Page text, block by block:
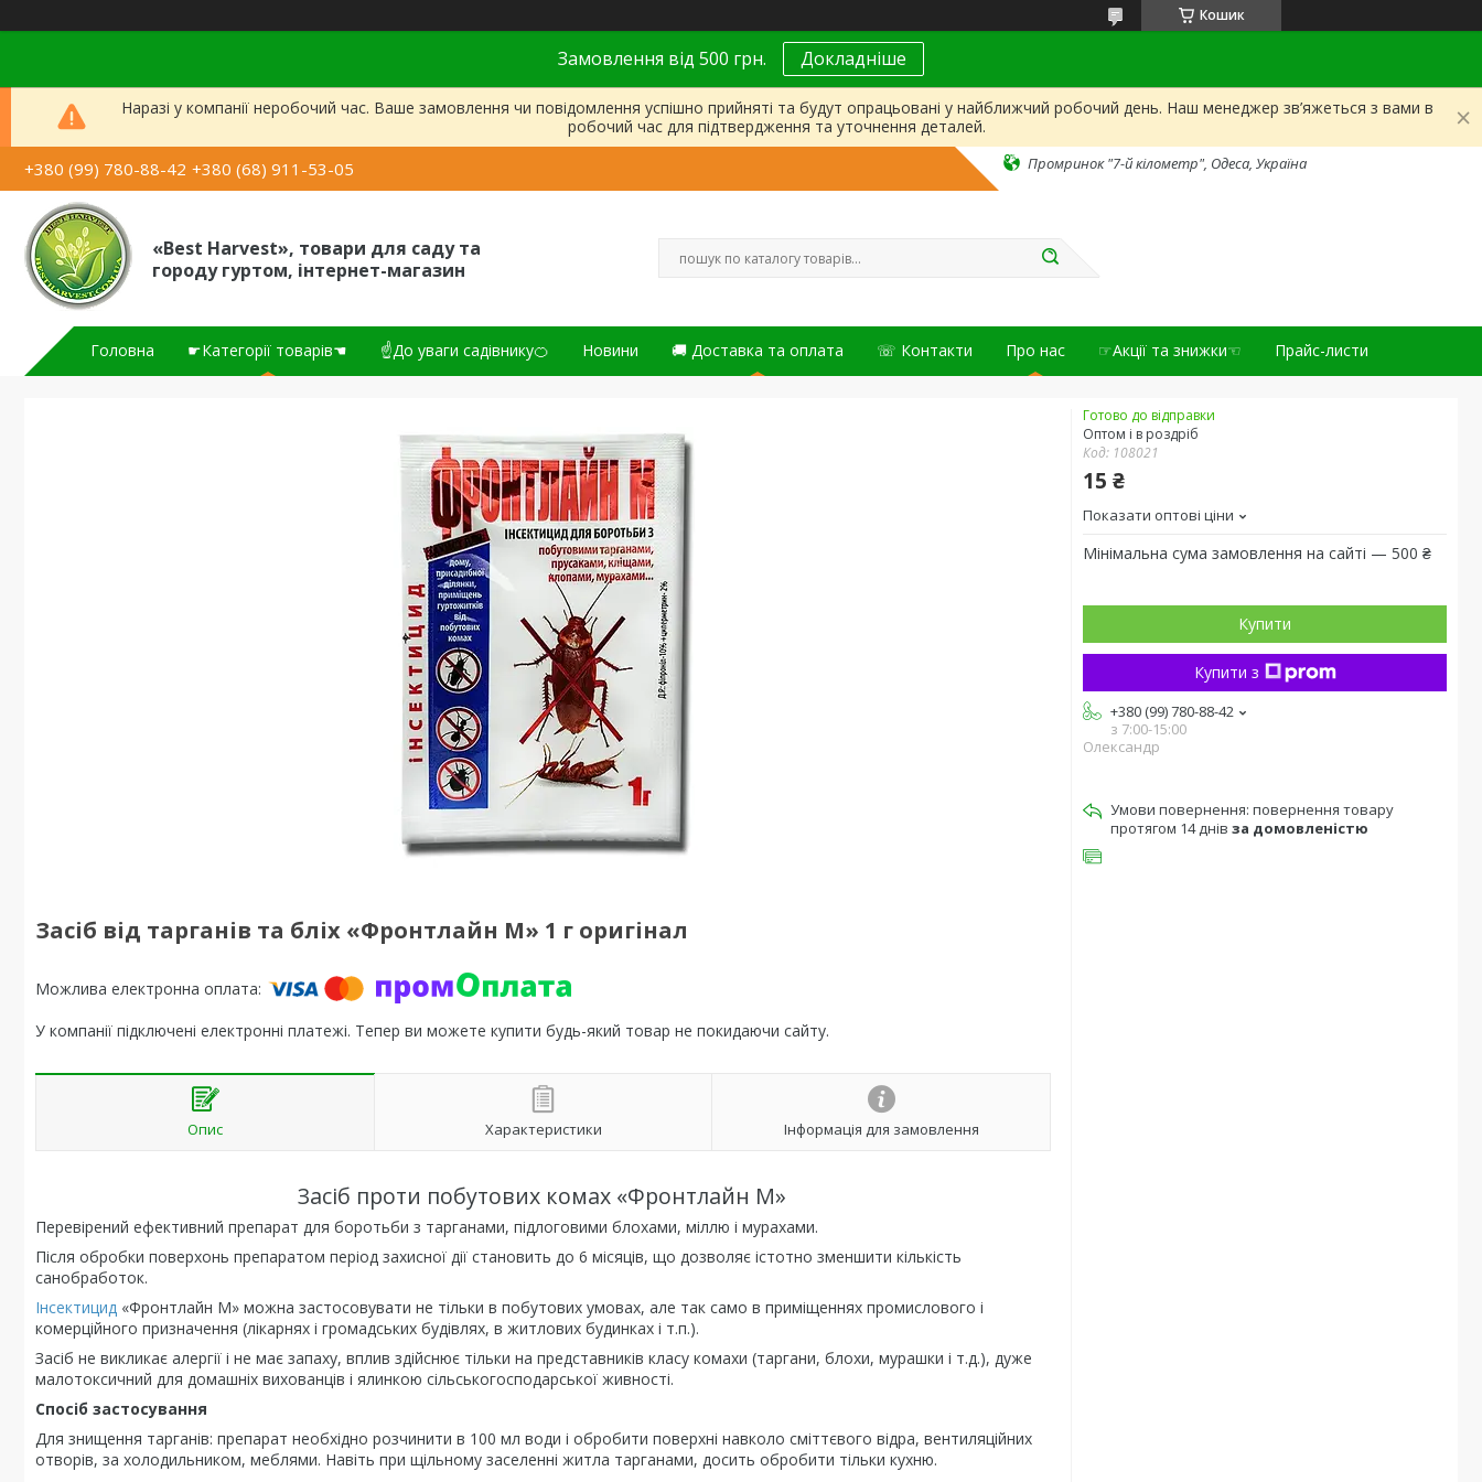
Кошик
Замовлення від 500 грн. Докладніше
Наразі у компанії неробочий час. Ваше замовлення чи повідомлення успішно прийняті та будут опрацьовані у найближчий робочий день. Наш менеджер зв’яжеться з вами в
робочий час для підтвердження та уточнення деталей.
+380 (99) 780-88-42 +380 (68) 911-53-05 Промринок "7-й кілометр", Одеса, Україна
«Best Harvest», товари для саду та
городу гуртом, інтернет-магазин
Головна ☛Категорії товарів☚ ☝До уваги садівнику🍊 Новини 🚚 Доставка та оплата ☏ Контакти Про нас ☞Акції та знижки☜ Прайс-листи
Засіб від тарганів та бліх «Фронтлайн М» 1 г оригінал
У компанії підключені електронні платежі. Тепер ви можете купити будь-який товар не покидаючи сайту.
Опис Характеристики Інформація для замовлення
Засіб проти побутових комах «Фронтлайн М»
Перевірений ефективний препарат для боротьби з тарганами, підлоговими блохами, міллю і мурахами.
Після обробки поверхонь препаратом період захисної дії становить до 6 місяців, що дозволяє істотно зменшити кількість
санобработок.
Інсектицид «Фронтлайн М» можна застосовувати не тільки в побутових умовах, але так само в приміщеннях промислового і
комерційного призначення (лікарнях і громадських будівлях, в житлових будинках і т.п.).
Засіб не викликає алергії і не має запаху, вплив здійснює тільки на представників класу комахи (таргани, блохи, мурашки і т.д.), дуже
малотоксичний для домашніх вихованців і ялинкою сільськогосподарської живності.
Спосіб застосування
Для знищення тарганів: препарат необхідно розчинити в 100 мл води і обробити поверхні навколо сміттєвого відра, вентиляційних
отворів, за холодильником, меблями. Навіть при щільному заселенні житла тарганами, досить обробити тільки кухню.
Готово до відправки
Оптом і в роздріб
Код: 108021
15 ₴
Показати оптові ціни
Мінімальна сума замовлення на сайті — 500 ₴
Купити
Купити з
+380 (99) 780-88-42
з 7:00-15:00
Олександр
повернення товару
протягом 14 днів за домовленістю